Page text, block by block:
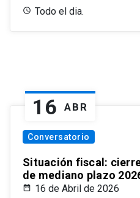
Todo el dia.
16 ABR
Conversatorio
Situación fiscal:
de mediano plazo
16 de Abril de 2026